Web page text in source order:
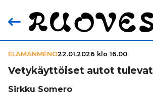
ELÄMÄNMENO22.01.2026 klo 16.00
Vety­käyt­töi­set autot tulevat
Sirkku Somero